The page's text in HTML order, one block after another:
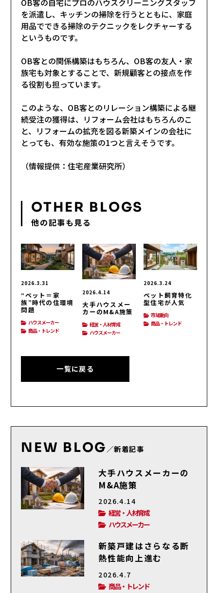
OB客の自宅にプロのハウスクリーニングスタッフ
を派遣し、キッチンの掃除を行うとともに、家庭
用品でできる掃除のテクニックをレクチャーする
というものです。
OB客との関係構築はもちろん、OB客の友人・家
族宅も対象とすることで、新規顧客との接点を作
る役割も担っています。
このような、OB客とのリレーション構築による継
続受注の獲得は、リフォーム会社はもちろんのこ
と、リフォームの拡充を図る新築メインの会社に
とっても、有効な施策の1つと言えそうです。
（情報提供：住宅産業研究所）
OTHER BLOGS
他の記事も見る
2026.3.31
“ペット＝家
族”時代の住環境
問題
ハウスメーカー
商品・トレンド
2026.4.14
大手ハウスメー
カーのM&A施策
経営・人材育成
ハウスメーカー
2026.3.24
ペット飼育特化
型住宅が人気
市場動向
商品・トレンド
一覧に戻る
NEW BLOG／新着記事
大手ハウスメーカーの
M&A施策
2026.4.14
経営・人材育成
ハウスメーカー
新築戸建はさらなる断
熱性能向上進む
2026.4.7
商品・トレンド